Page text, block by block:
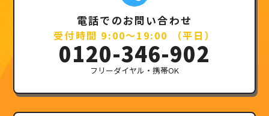
電話でのお問い合わせ
受付時間 9:00～19:00 （平日）
0120-346-902
フリーダイヤル・携帯OK